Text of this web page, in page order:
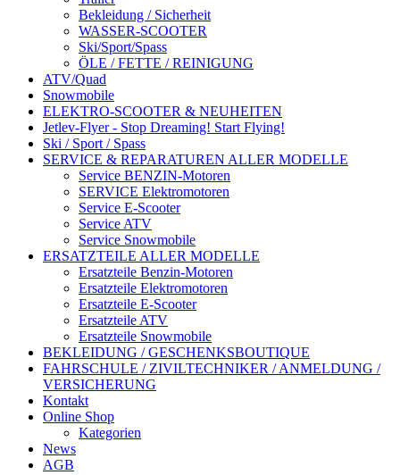
Bekleidung / Sicherheit
WASSER-SCOOTER
Ski/Sport/Spass
ÖLE / FETTE / REINIGUNG
ATV/Quad
Snowmobile
ELEKTRO-SCOOTER & NEUHEITEN
Jetlev-Flyer - Stop Dreaming! Start Flying!
Ski / Sport / Spass
SERVICE & REPARATUREN ALLER MODELLE
Service BENZIN-Motoren
SERVICE Elektromotoren
Service E-Scooter
Service ATV
Service Snowmobile
ERSATZTEILE ALLER MODELLE
Ersatzteile Benzin-Motoren
Ersatzteile Elektromotoren
Ersatzteile E-Scooter
Ersatzteile ATV
Ersatzteile Snowmobile
BEKLEIDUNG / GESCHENKSBOUTIQUE
FAHRSCHULE / ZIVILTECHNIKER / ANMELDUNG /
VERSICHERUNG
Kontakt
Online Shop
Kategorien
News
AGB